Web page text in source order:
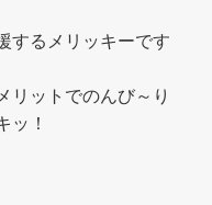
するメリッキーです
リットでのんび～り
ッ！